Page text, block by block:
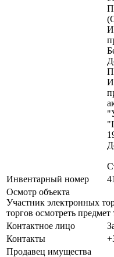
Инвентарный номер
Осмотр объекта
Участник электронных
торгов осмотреть
Контактное лицо
Контакты
Продавец имущества